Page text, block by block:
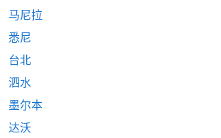
马尼拉
悉尼
台北
泗水
墨尔本
达沃